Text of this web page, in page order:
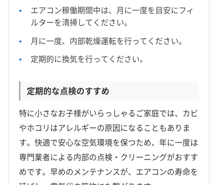
エアコン稼働期間中は、月に一度を目安にフィ
ルターを清掃してください。
月に一度、内部乾燥運転を行ってください。
定期的に換気を行ってください。
定期的な点検のすすめ
特に小さなお子様がいらっしゃるご家庭では、カビ
やホコリはアレルギーの原因になることもありま
す。快適で安心な空気環境を保つため、年に一度は
専門業者による内部の点検・クリーニングがおすす
めです。早めのメンテナンスが、エアコンの寿命を